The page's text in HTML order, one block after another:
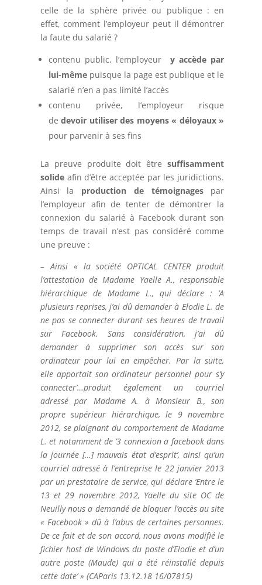
celle de la sphère privée ou publique : en
effet, comment l’employeur peut il démontrer
la faute du salarié ?
contenu public, l’employeur y accède par
lui-mêmepuisque la page est publique et le
salarié n’en a pas limité l’accès
contenu privée, l’employeur risque
dedevoir utiliser des moyens « déloyaux »
pour parvenir à ses fins
La preuve produite doit êtresuffisamment
solideafin d’être acceptée par les juridictions.
Ainsi la production de témoignagespar
l’employeur afin de tenter de démontrer la
connexion du salarié à Facebook durant son
temps de travail n’est pas considéré comme
une preuve :
– Ainsi « la société OPTICAL CENTER produit
l’attestation de Madame Yaelle A., responsable
hiérarchique de Madame L., qui déclare : ‘A
plusieurs reprises, j’ai dû demander à Elodie L. de
ne pas se connecter durant ses heures de travail
sur Facebook. Sans considération, j’ai dû
demander à supprimer son accès sur son
ordinateur pour lui en empêcher. Par la suite,
elle apportait son ordinateur personnel pour s’y
connecter’…produit également un courriel
adressé par Madame A. à Monsieur B., son
propre supérieur hiérarchique, le 9 novembre
2012, se plaignant du comportement de Madame
L. et notamment de ‘3 connexion a facebook dans
la journée […] mauvais état d’esprit’, ainsi qu’un
courriel adressé à l’entreprise le 22 janvier 2013
par un prestataire de service, qui déclare ‘Entre le
13 et 29 novembre 2012, Yaelle du site OC de
Neuilly nous a demandé de bloquer l’accès au site
« Facebook » dû à l’abus de certaines personnes.
De ce fait et de son accord, nous avons modifié le
fichier host de Windows du poste d’Elodie et d’un
autre poste (Maude) qui a été réinstallé depuis
cette date’ » (CAParis 13.12.18 16/07815)